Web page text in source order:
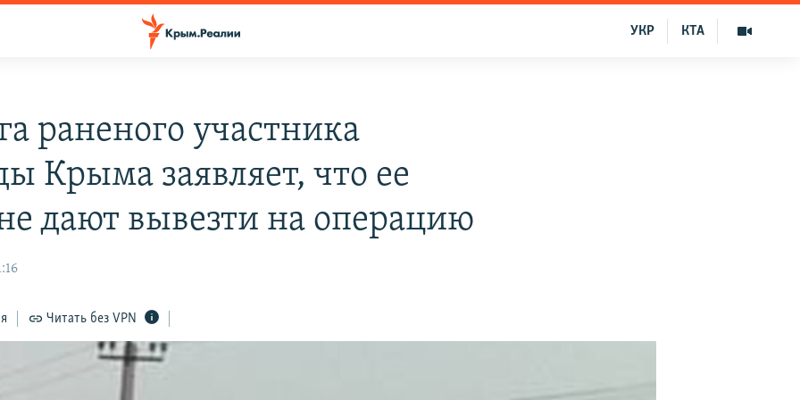
КТА
УКР
раненого участника
Крыма заявляет, что ее
дают вывезти на операцию
Читать без VPN